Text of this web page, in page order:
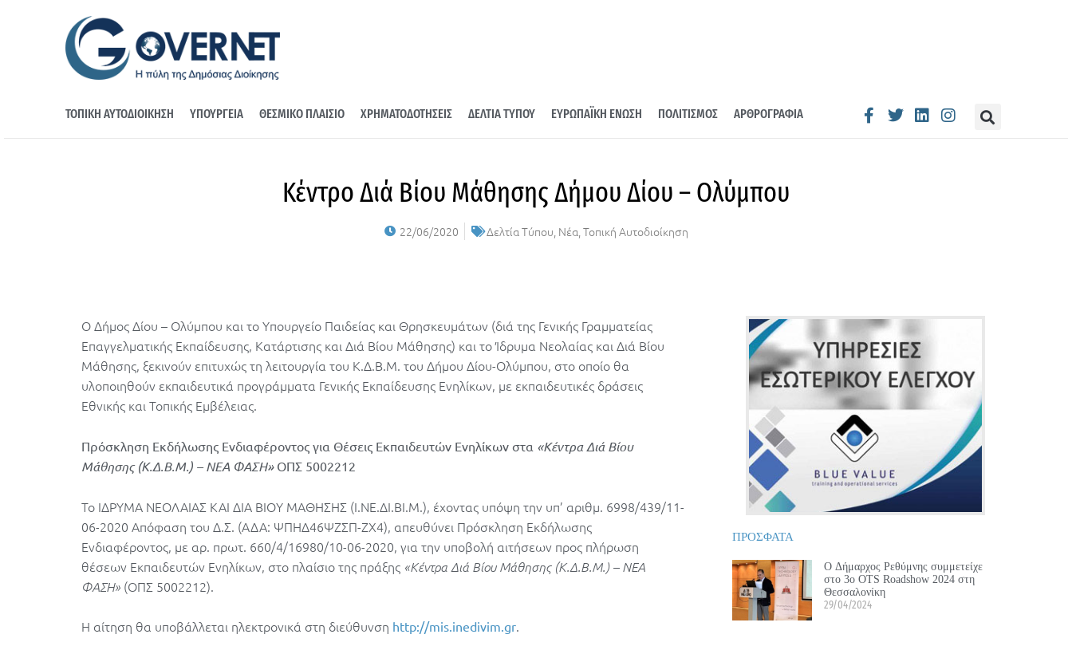
ΤΟΠΙΚΗ ΑΥΤΟΔΙΟΙΚΗΣΗ ΥΠΟΥΡΓΕΙΑ ΘΕΣΜΙΚΟ ΠΛΑΙΣΙΟ ΧΡΗΜΑΤΟΔΟΤΗΣΕΙΣ ΔΕΛΤΙΑ ΤΥΠΟΥ ΕΥΡΩΠΑΪΚΗ ΕΝΩΣΗ ΠΟΛΙΤΙΣΜΟΣ ΑΡΘΡΟΓΡΑΦΙΑ
Κέντρο Διά Βίου Μάθησης Δήμου Δίου – Ολύμπου
22/06/2020 Δελτία Τύπου, Νέα,Τοπική Αυτοδιοίκηση
O Δήμος Δίου – Ολύμπου και το Υπουργείο Παιδείας και Θρησκευμάτων (διά της Γενικής Γραμματείας
Επαγγελματικής Εκπαίδευσης, Κατάρτισης και Διά Βίου Μάθησης) και το Ίδρυμα Νεολαίας και Διά Βίου
Μάθησης, ξεκινούν επιτυχώς τη λειτουργία του Κ.Δ.Β.Μ. του Δήμου Δίου-Ολύμπου, στο οποίο θα
υλοποιηθούν εκπαιδευτικά προγράμματα Γενικής Εκπαίδευσης Ενηλίκων, με εκπαιδευτικές δράσεις
Εθνικής και Τοπικής Εμβέλειας.
Πρόσκληση Εκδήλωσης Ενδιαφέροντος για Θέσεις Εκπαιδευτών Ενηλίκων στα «Κέντρα Διά Βίου
Μάθησης (Κ.Δ.Β.Μ.) – ΝΕΑ ΦΑΣΗ»ΟΠΣ 5002212
Το IΔΡΥΜΑ ΝΕΟΛΑΙΑΣ ΚΑΙ ΔΙΑ ΒΙΟΥ ΜΑΘΗΣΗΣ (Ι.ΝΕ.ΔΙ.ΒΙ.Μ.), έχοντας υπόψη την υπ’ αριθμ. 6998/439/11-
06-2020 Απόφαση του Δ.Σ. (ΑΔΑ: ΨΠΗΔ46ΨΖΣΠ-ΖΧ4), απευθύνει Πρόσκληση Εκδήλωσης
Ενδιαφέροντος, με αρ. πρωτ. 660/4/16980/10-06-2020, για την υποβολή αιτήσεων προς πλήρωση
θέσεων Εκπαιδευτών Ενηλίκων, στο πλαίσιο της πράξης «Κέντρα Διά Βίου Μάθησης (Κ.Δ.Β.Μ.) – ΝΕΑ
ΦΑΣΗ» (ΟΠΣ 5002212).
Η αίτηση θα υποβάλλεται ηλεκτρονικά στη διεύθυνση http://mis.inedivim.gr.
ΠΡΟΣΦΑΤΑ
Ο Δήμαρχος Ρεθύμνης συμμετείχε
στο 3ο OTS Roadshow 2024 στη
Θεσσαλονίκη
29/04/2024